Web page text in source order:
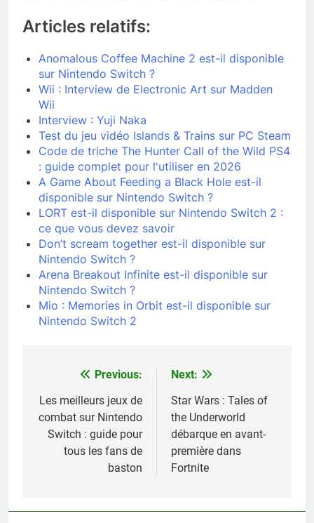
Articles relatifs:
Anomalous Coffee Machine 2 est-il disponible
sur Nintendo Switch ?
Wii : Interview de Electronic Art sur Madden
Wii
Interview : Yuji Naka
Test du jeu vidéo Islands & Trains sur PC Steam
Code de triche The Hunter Call of the Wild PS4
: guide complet pour l'utiliser en 2026
A Game About Feeding a Black Hole est-il
disponible sur Nintendo Switch ?
LORT est-il disponible sur Nintendo Switch 2 :
ce que vous devez savoir
Don’t scream together est-il disponible sur
Nintendo Switch ?
Arena Breakout Infinite est-il disponible sur
Nintendo Switch ?
Mio : Memories in Orbit est-il disponible sur
Nintendo Switch 2
Navigation
de
l’article
Previous:
Les meilleurs jeux de
combat sur Nintendo
Switch : guide pour
tous les fans de
baston
Next:
Star Wars : Tales of
the Underworld
débarque en avant-
première dans
Fortnite